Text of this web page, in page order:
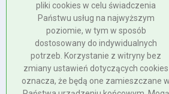
Polska
+48 513 036 786
+48 32 210 01 03
biuro@dr-frenkel.pl
pliki cookies w celu świadczenia
Państwu usług na najwyższym
poziomie, w tym w sposób
dostosowany do indywidualnych
potrzeb. Korzystanie z witryny bez
zmiany ustawień dotyczących cookies
oznacza, że będą one zamieszczane w